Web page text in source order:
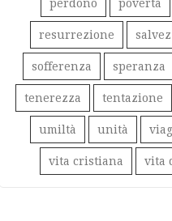
perdono povertà
resurrezione
sofferenza speranza
tenerezza tentazione
umiltà unità
vita cristiana vita